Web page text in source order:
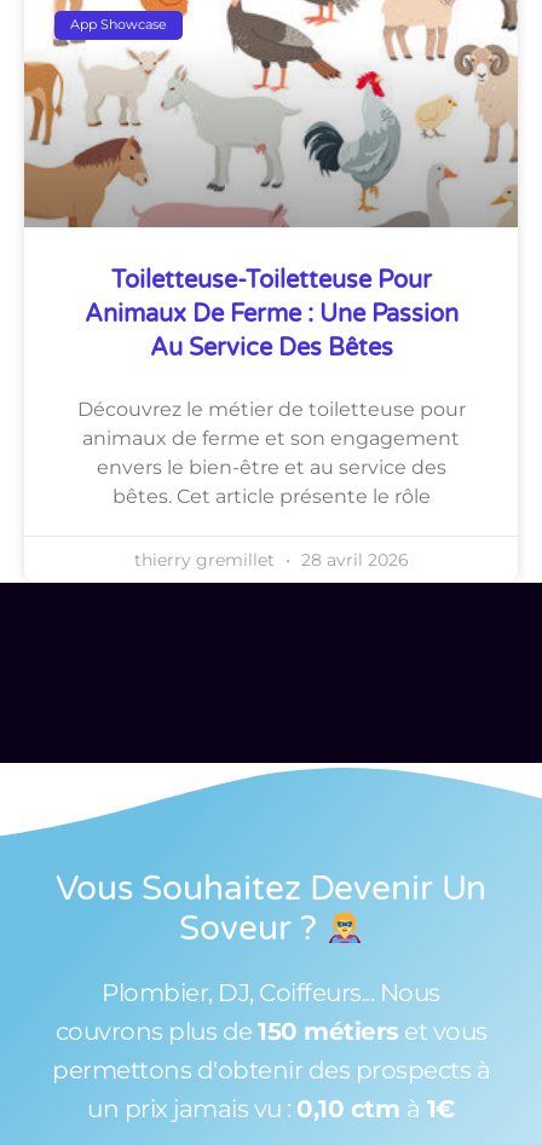
App Showcase
Toiletteuse-Toiletteuse Pour
Animaux De Ferme : Une Passion
Au Service Des Bêtes
Découvrez le métier de toiletteuse pour
animaux de ferme et son engagement
envers le bien-être et au service des
bêtes. Cet article présente le rôle
thierry gremillet 28 avril 2026
Vous Souhaitez Devenir Un
Soveur ?
Plombier, DJ, Coiffeurs... Nous
couvrons plus de 150 métiers et vous
permettons d'obtenir des prospects à
un prix jamais vu : 0,10 ctm à 1€